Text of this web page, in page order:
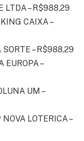
LTDA – R$988,29
CAIXA –
– R$988,29
EUROPA –
UM –
LOTERICA –